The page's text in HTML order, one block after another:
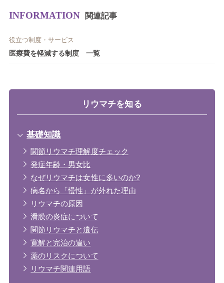
INFORMATION 関連記事
役立つ制度・サービス
医療費を軽減する制度 一覧
リウマチを知る
基礎知識
関節リウマチ理解度チェック
発症年齢・男女比
なぜリウマチは女性に多いのか?
病名から「慢性」が外れた理由
リウマチの原因
滑膜の炎症について
関節リウマチと遺伝
寛解と完治の違い
薬のリスクについて
リウマチ関連用語